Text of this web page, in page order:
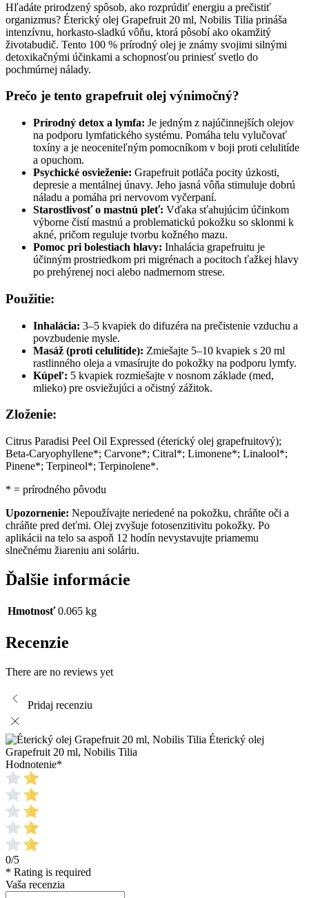
Hľadáte prirodzený spôsob, ako rozprúdiť energiu a prečistiť
organizmus? Éterický olej Grapefruit 20 ml, Nobilis Tilia prináša
intenzívnu, horkasto-sladkú vôňu, ktorá pôsobí ako okamžitý
životabudič. Tento 100 % prírodný olej je známy svojimi silnými
detoxikačnými účinkami a schopnosťou priniesť svetlo do
pochmúrnej nálady.
Prečo je tento grapefruit olej výnimočný?
Prírodný detox a lymfa: Je jedným z najúčinnejších olejov
na podporu lymfatického systému. Pomáha telu vylučovať
toxíny a je neoceniteľným pomocníkom v boji proti celulitíde
a opuchom.
Psychické osvieženie: Grapefruit potláča pocity úzkosti,
depresie a mentálnej únavy. Jeho jasná vôňa stimuluje dobrú
náladu a pomáha pri nervovom vyčerpaní.
Starostlivosť o mastnú pleť: Vďaka sťahujúcim účinkom
výborne čistí mastnú a problematickú pokožku so sklonmi k
akné, pričom reguluje tvorbu kožného mazu.
Pomoc pri bolestiach hlavy: Inhalácia grapefruitu je
účinným prostriedkom pri migrénach a pocitoch ťažkej hlavy
po prehýrenej noci alebo nadmernom strese.
Použitie:
Inhalácia: 3–5 kvapiek do difuzéra na prečistenie vzduchu a
povzbudenie mysle.
Masáž (proti celulitíde): Zmiešajte 5–10 kvapiek s 20 ml
rastlinného oleja a vmasírujte do pokožky na podporu lymfy.
Kúpeľ: 5 kvapiek rozmiešajte v nosnom základe (med,
mlieko) pre osviežujúci a očistný zážitok.
Zloženie:
Citrus Paradisi Peel Oil Expressed (éterický olej grapefruitový);
Beta-Caryophyllene*; Carvone*; Citral*; Limonene*; Linalool*;
Pinene*; Terpineol*; Terpinolene*.
* = prírodného pôvodu
Upozornenie: Nepoužívajte neriedené na pokožku, chráňte oči a
chráňte pred deťmi. Olej zvyšuje fotosenzitivitu pokožky. Po
aplikácii na telo sa aspoň 12 hodín nevystavujte priamemu
slnečnému žiareniu ani soláriu.
Ďalšie informácie
Hmotnosť 0.065 kg
Recenzie
There are no reviews yet
Pridaj recenziu
Éterický olej
Grapefruit 20 ml, Nobilis Tilia
Hodnotenie*
0/5
* Rating is required
Vaša recenzia